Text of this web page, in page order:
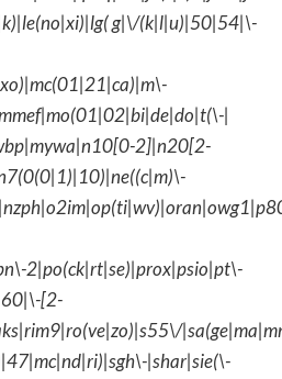
g|\/(k|l|u)|50|54|\-
|
2]|n20[2-
2|po(ck|rt|se)|prox|psio|pt\-
[2-
|shar|sie(\-